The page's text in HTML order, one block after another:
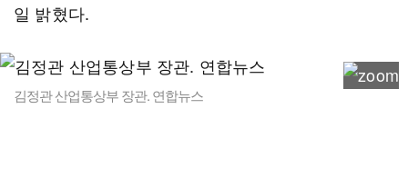
일 밝혔다.
김정관 산업통상부 장관. 연합뉴스